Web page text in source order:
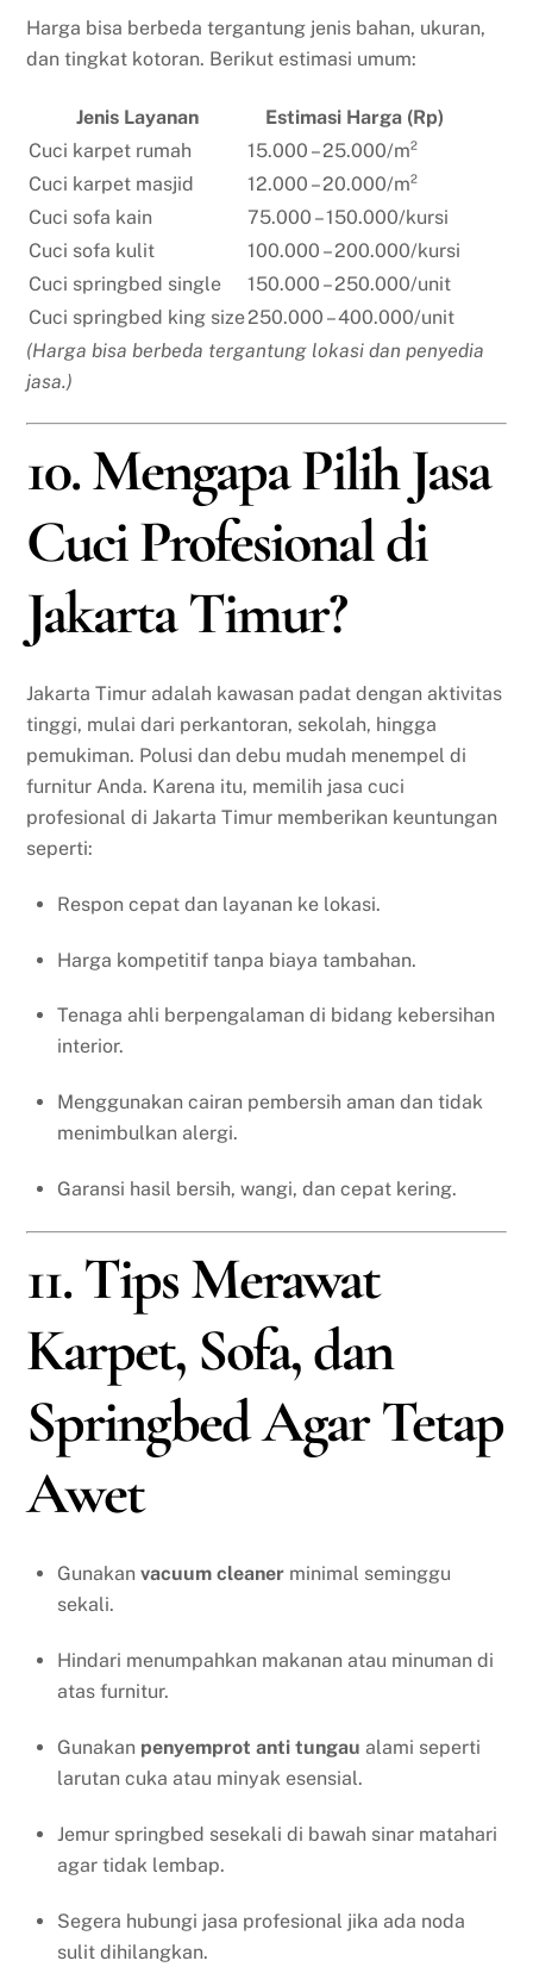
Harga bisa berbeda tergantung jenis bahan, ukuran,
dan tingkat kotoran. Berikut estimasi umum:
Jenis Layanan
Estimasi Harga (Rp)
Cuci karpet rumah
15.000 – 25.000/m²
Cuci karpet masjid
12.000 – 20.000/m²
Cuci sofa kain
75.000 – 150.000/kursi
Cuci sofa kulit
100.000 – 200.000/kursi
Cuci springbed single
150.000 – 250.000/unit
Cuci springbed king size250.000 – 400.000/unit
(Harga bisa berbeda tergantung lokasi dan penyedia
jasa.)
10. Mengapa Pilih Jasa
Cuci Profesional di
Jakarta Timur?
Jakarta Timur adalah kawasan padat dengan aktivitas
tinggi, mulai dari perkantoran, sekolah, hingga
pemukiman. Polusi dan debu mudah menempel di
furnitur Anda. Karena itu, memilih jasa cuci
profesional di Jakarta Timur memberikan keuntungan
seperti:
Respon cepat dan layanan ke lokasi.
Harga kompetitif tanpa biaya tambahan.
Tenaga ahli berpengalaman di bidang kebersihan
interior.
Menggunakan cairan pembersih aman dan tidak
menimbulkan alergi.
Garansi hasil bersih, wangi, dan cepat kering.
11. Tips Merawat
Karpet, Sofa, dan
Springbed Agar Tetap
Awet
Gunakan vacuum cleaner minimal seminggu
sekali.
Hindari menumpahkan makanan atau minuman di
atas furnitur.
Gunakan penyemprot anti tungau alami seperti
larutan cuka atau minyak esensial.
Jemur springbed sesekali di bawah sinar matahari
agar tidak lembap.
Segera hubungi jasa profesional jika ada noda
sulit dihilangkan.